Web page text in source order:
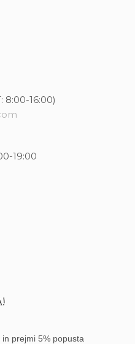
8:00-16:00)
19:00
prejmi 5% popusta